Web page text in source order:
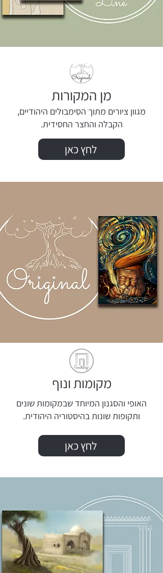
מן המקורות
מגוון ציורים מתוך הסימבולים היהודיים,
הקבלה והחצר החסידית.
לחץ כאן
מקומות ונוף
האופי והסגנון המיוחד שבמקומות שונים
ותקופות שונות בהיסטוריה היהודית.
לחץ כאן